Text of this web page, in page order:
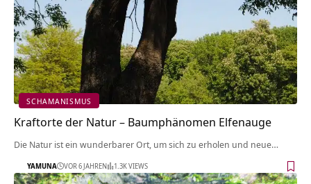
SCHAMANISMUS
Kraftorte der Natur – Baumphänomen Elfenauge
Die Natur ist ein wunderbarer Ort, um sich zu erholen und neue…
YAMUNA VOR 6 JAHREN 1.3K VIEWS